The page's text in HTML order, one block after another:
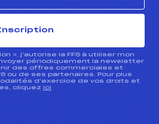
», j’autorise la FFS à utiliser mon
périodiquement la newsletter
des offres commerciales et
ou de ses partenaires. Pour plus
d’exercice de vos droits et
cliquez ici